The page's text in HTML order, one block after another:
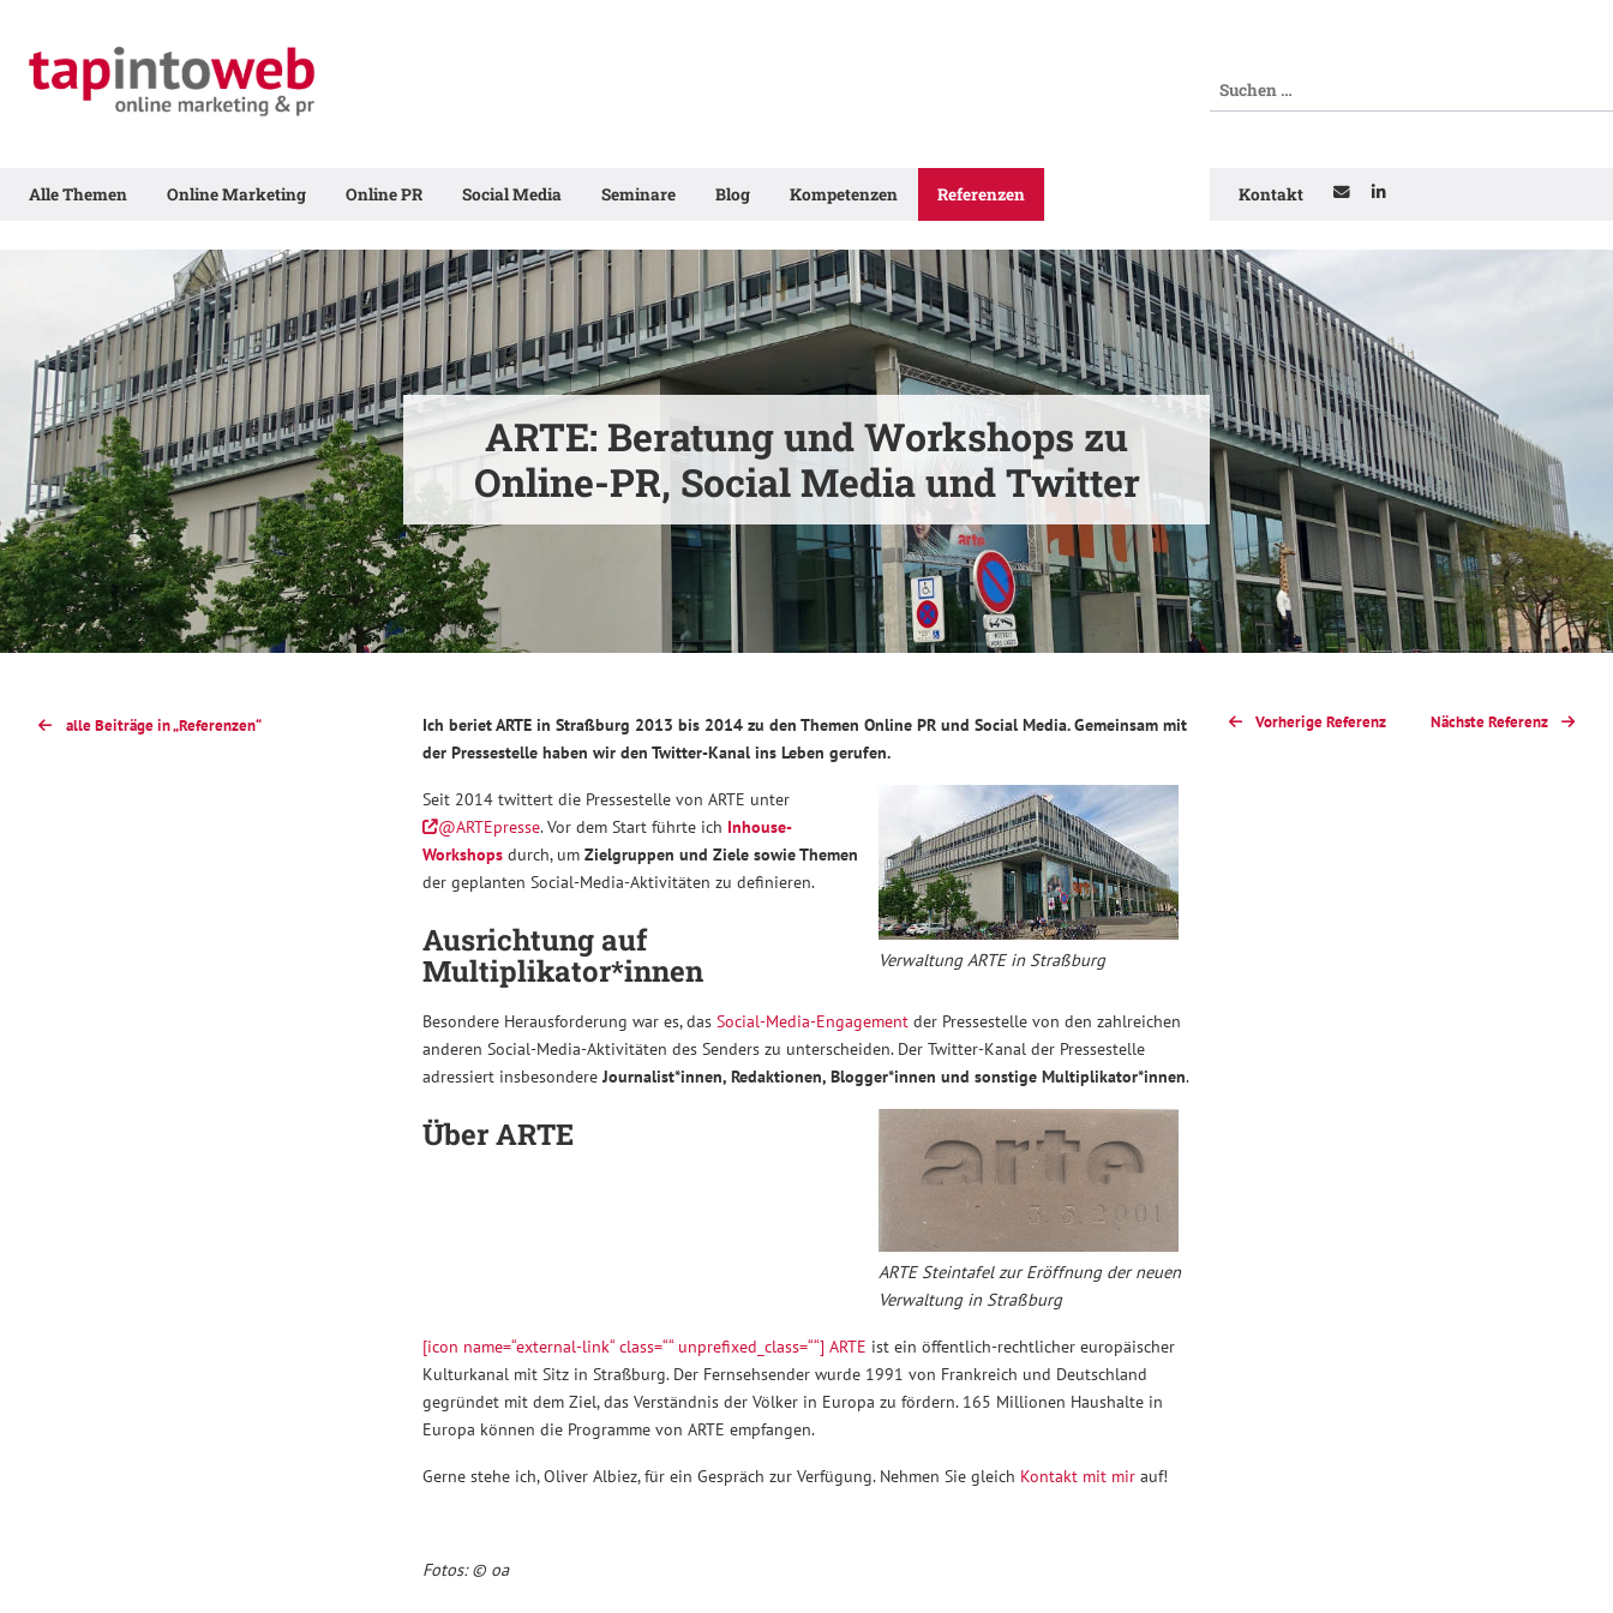
Kontakt
Alle Themen Online Marketing Online PR Social Media Seminare Blog Kompetenzen Referenzen
ARTE: Beratung und Workshops zu
Online-PR, Social Media und Twitter
alle Beiträge in „Referenzen“
Ich beriet ARTE in Straßburg 2013 bis 2014 zu den Themen Online PR und Social Media. Gemeinsam mit
der Pressestelle haben wir den Twitter-Kanal ins Leben gerufen.
Verwaltung ARTE in Straßburg
Seit 2014 twittert die Pressestelle von ARTE unter
@ARTEpresse. Vor dem Start führte ich Inhouse-
Workshops durch, um Zielgruppen und Ziele sowie Themen
der geplanten Social-Media-Aktivitäten zu definieren.
Ausrichtung auf
Multiplikator*innen
Besondere Herausforderung war es, das Social-Media-Engagement der Pressestelle von den zahlreichen
anderen Social-Media-Aktivitäten des Senders zu unterscheiden. Der Twitter-Kanal der Pressestelle
adressiert insbesondere Journalist*innen, Redaktionen, Blogger*innen und sonstige Multiplikator*innen.
ARTE Steintafel zur Eröffnung der neuen
Verwaltung in Straßburg
Über ARTE
[icon name=“external-link“ class=““ unprefixed_class=““] ARTE ist ein öffentlich-rechtlicher europäischer
Kulturkanal mit Sitz in Straßburg. Der Fernsehsender wurde 1991 von Frankreich und Deutschland
gegründet mit dem Ziel, das Verständnis der Völker in Europa zu fördern. 165 Millionen Haushalte in
Europa können die Programme von ARTE empfangen.
Gerne stehe ich, Oliver Albiez, für ein Gespräch zur Verfügung. Nehmen Sie gleich Kontakt mit mir auf!
Fotos: © oa
Vorherige Referenz Nächste Referenz